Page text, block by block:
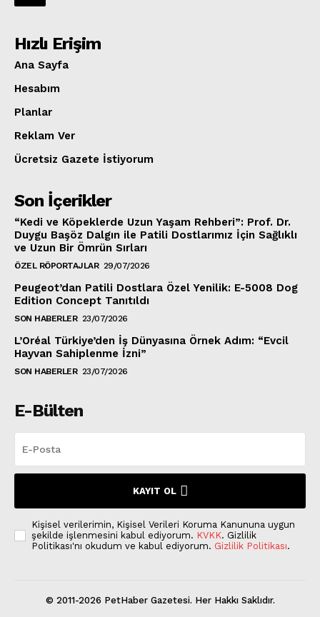
Hızlı Erişim
Ana Sayfa
Hesabım
Planlar
Reklam Ver
Ücretsiz Gazete İstiyorum
Son İçerikler
“Kedi ve Köpeklerde Uzun Yaşam Rehberi”: Prof. Dr.
Duygu Başöz Dalgın ile Patili Dostlarımız İçin Sağlıklı
ve Uzun Bir Ömrün Sırları
ÖZEL RÖPORTAJLAR 29/07/2026
Peugeot’dan Patili Dostlara Özel Yenilik: E-5008 Dog
Edition Concept Tanıtıldı
SON HABERLER 23/07/2026
L’Oréal Türkiye’den İş Dünyasına Örnek Adım: “Evcil
Hayvan Sahiplenme İzni”
SON HABERLER 23/07/2026
E-Bülten
KAYIT OL
Kişisel verilerimin, Kişisel Verileri Koruma Kanununa uygun
şekilde işlenmesini kabul ediyorum. KVKK. Gizlilik
Politikası'nı okudum ve kabul ediyorum. Gizlilik Politikası.
© 2011-2026 PetHaber Gazetesi. Her Hakkı Saklıdır.